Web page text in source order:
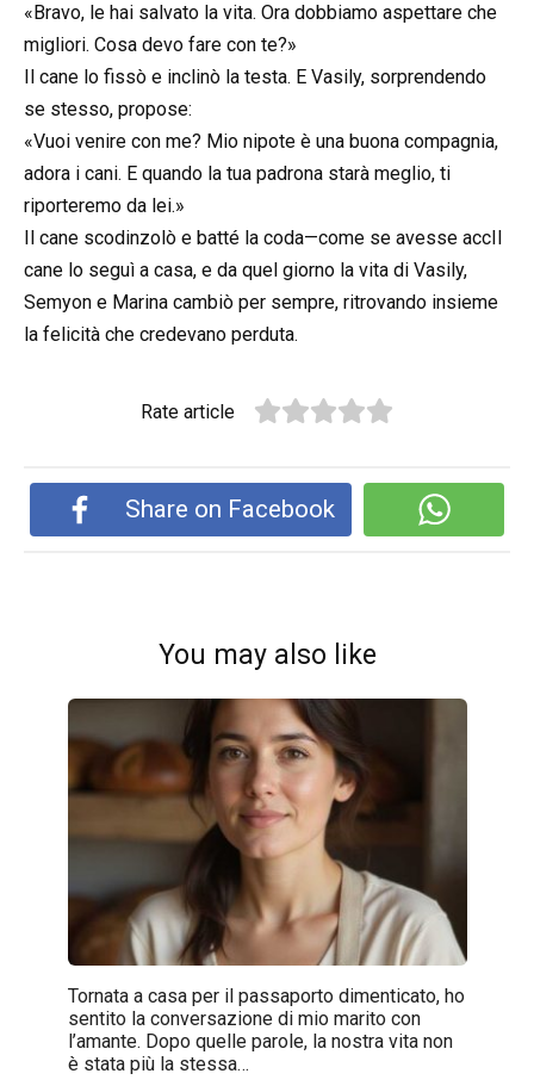
«Bravo, le hai salvato la vita. Ora dobbiamo aspettare che
migliori. Cosa devo fare con te?»
Il cane lo fissò e inclinò la testa. E Vasily, sorprendendo
se stesso, propose:
«Vuoi venire con me? Mio nipote è una buona compagnia,
adora i cani. E quando la tua padrona starà meglio, ti
riporteremo da lei.»
Il cane scodinzolò e batté la coda—come se avesse accIl
cane lo seguì a casa, e da quel giorno la vita di Vasily,
Semyon e Marina cambiò per sempre, ritrovando insieme
la felicità che credevano perduta.
Rate article
Share on Facebook
You may also like
Tornata a casa per il passaporto dimenticato, ho
sentito la conversazione di mio marito con
l’amante. Dopo quelle parole, la nostra vita non
è stata più la stessa…